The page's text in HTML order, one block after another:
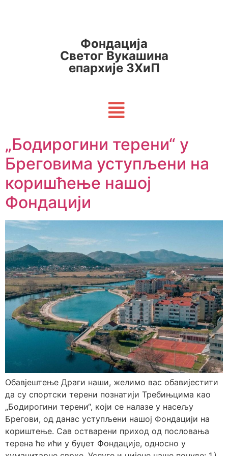
Фондација
Светог Вукашина
епархије ЗХиП
„Бодирогини терени“ у
Бреговима уступљени на
коришћење нашој
Фондацији
Обавјештење Драги наши, желимо вас обавијестити
да су спортски терени познатији Требињцима као
„Бодирогини терени“, који се налазе у насељу
Брегови, од данас уступљени нашој Фондацији на
кориштење. Сав остварени приход од пословања
терена ће ићи у буџет Фондације, односно у